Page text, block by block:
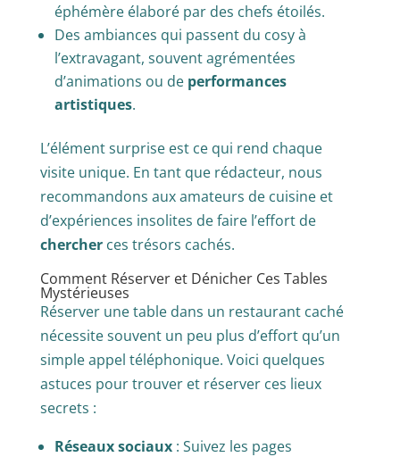
éphémère élaboré par des chefs étoilés.
Des ambiances qui passent du cosy à
l’extravagant, souvent agrémentées
d’animations ou de performances
artistiques.
L’élément surprise est ce qui rend chaque
visite unique. En tant que rédacteur, nous
recommandons aux amateurs de cuisine et
d’expériences insolites de faire l’effort de
chercherces trésors cachés.
Comment Réserver et Dénicher Ces Tables
Mystérieuses
Réserver une table dans un restaurant caché
nécessite souvent un peu plus d’effort qu’un
simple appel téléphonique. Voici quelques
astuces pour trouver et réserver ces lieux
secrets :
Réseaux sociaux: Suivez les pages